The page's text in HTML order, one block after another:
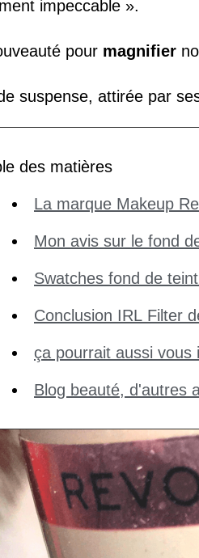
impeccable ».
pour magnifier
suspense, attirée par
des matières
La marque Makeup
Mon avis sur le fond
Swatches fond de
Conclusion IRL Filter
ça pourrait aussi vous
Blog beauté, d'autres